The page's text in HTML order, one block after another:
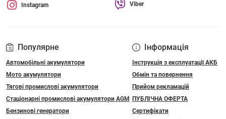
Популярне
Автомобільні акумулятори
Мото акумулятори
Тягові промислові акумулятори
Стаціонарні промислові акумулятори АGM
Бензинові генератори
Інформація
Інструкція з експлуатації АКБ
Обмін та повернення
Прийом рекламацій
ПУБЛІЧНА ОФЕРТА
Сертифікати
Instagram Viber